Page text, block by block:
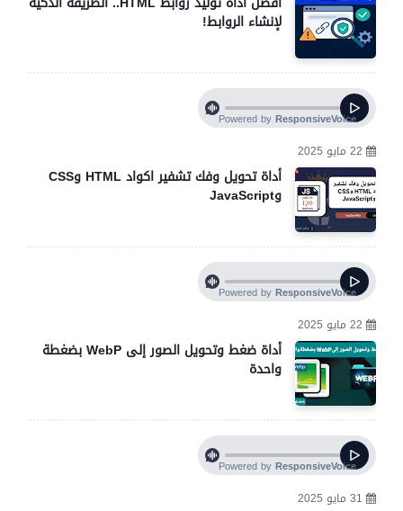
لإنشاء الروابط!
22 مايو 2025
أداة تحويل وفك تشفير اكواد HTML وCSS
وJavaScript
22 مايو 2025
أداة ضغط وتحويل الصور إلى WebP بضغطة
واحدة
31 مايو 2025